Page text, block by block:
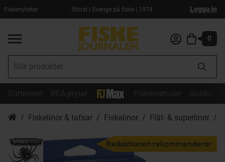
Fiskenyheter Störst i Sverige på fiske | 1974 Logga in
0
Fiskelinor & tafsar Fiskelinor Flät- & superlinor
Redaktionen rekommenderar